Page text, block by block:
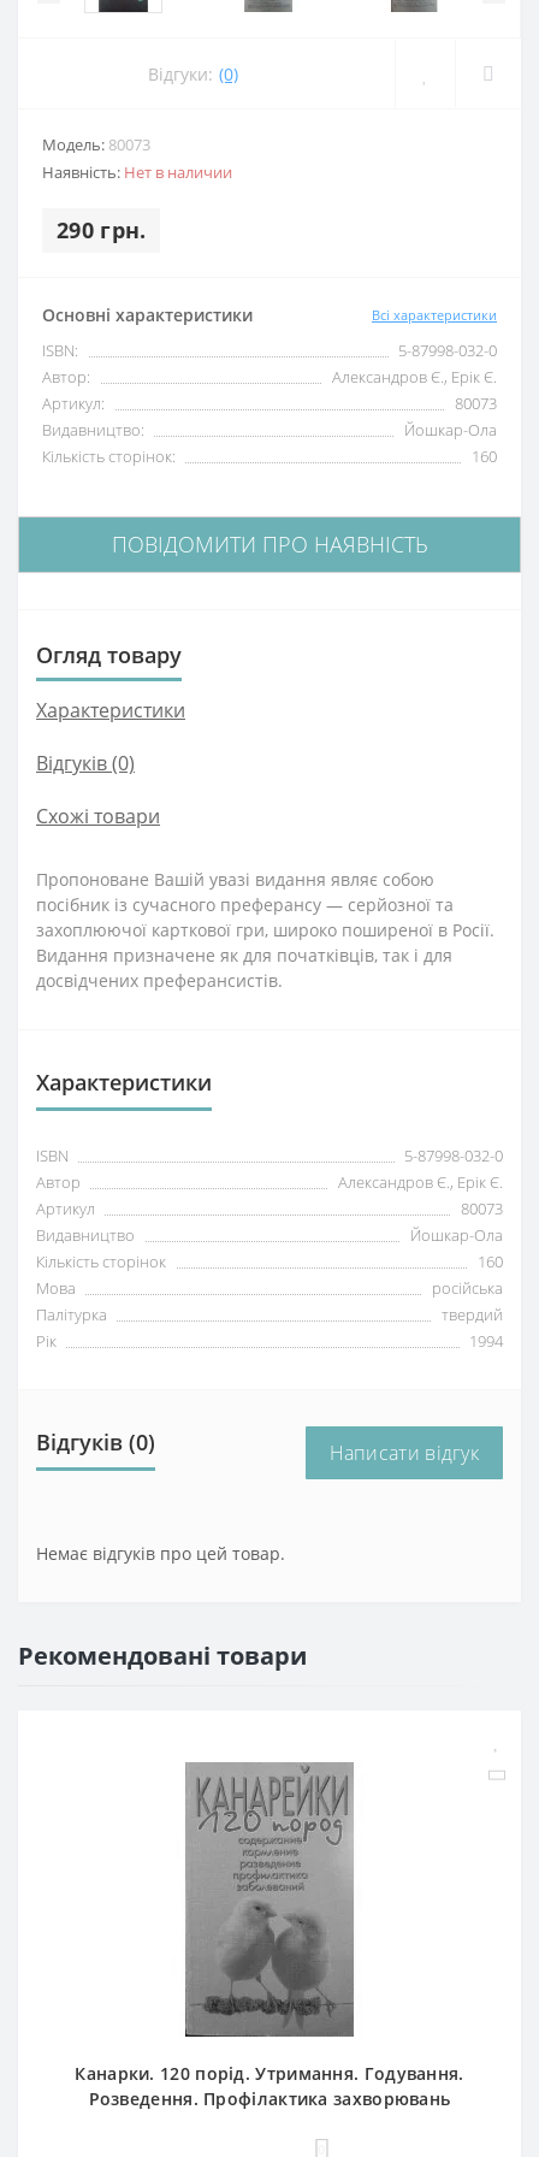
Відгуки: (0)
Модель: 80073
Наявність: Нет в наличии
290 грн.
Основні характеристики Всі характеристики
ISBN:
5-87998-032-0
Автор:
Александров Є., Ерік Є.
Артикул:
80073
Видавництво:
Йошкар-Ола
Кількість сторінок:
160
ПОВІДОМИТИ ПРО НАЯВНІСТЬ
Огляд товару
Характеристики
Відгуків (0)
Схожі товари
Пропоноване Вашій увазі видання являє собою
посібник із сучасного преферансу — серйозної та
захоплюючої карткової гри, широко поширеної в Росії.
Видання призначене як для початківців, так і для
досвідчених преферансистів.
Характеристики
ISBN
5-87998-032-0
Автор
Александров Є., Ерік Є.
Артикул
80073
Видавництво
Йошкар-Ола
Кількість сторінок
160
Мова
російська
Палітурка
твердий
Рік
1994
Відгуків (0) Написати відгук
Немає відгуків про цей товар.
Рекомендовані товари
Канарки. 120 порід. Утримання. Годування.
Розведення. Профілактика захворювань